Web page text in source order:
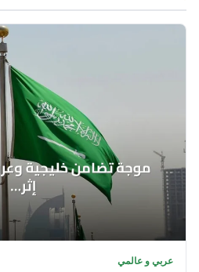
عربي و عالمي